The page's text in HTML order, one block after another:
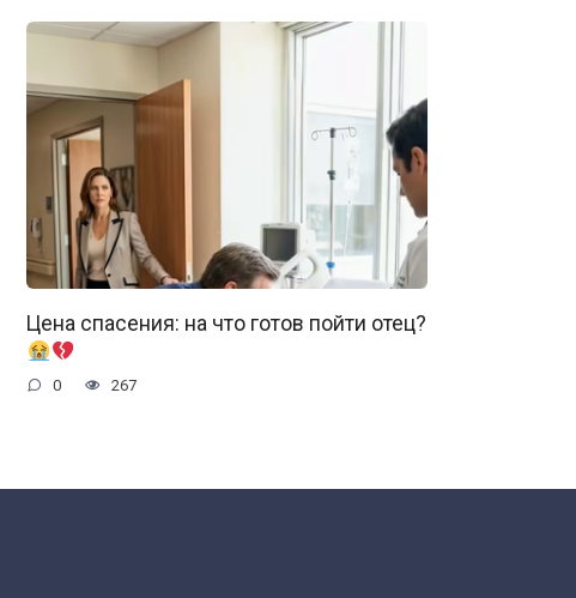
Цена спасения: на что готов пойти отец?
0 267